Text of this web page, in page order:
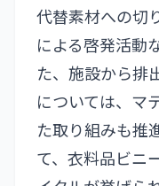
代替素材への切
による啓発活動
た、施設から排
については、マ
た取り組みも推
て、衣料品ビニ